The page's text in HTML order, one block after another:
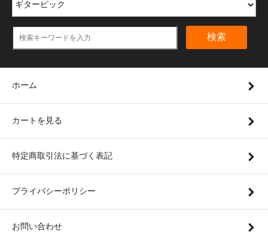
検索
ホーム
カートを見る
特定商取引法に基づく表記
プライバシーポリシー
お問い合わせ